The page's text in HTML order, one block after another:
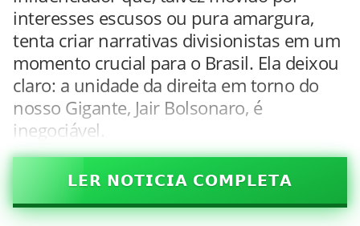
interesses escusos ou pura amargura,
tenta criar narrativas divisionistas em um
momento crucial para o Brasil. Ela deixou
claro: a unidade da direita em torno do
nosso Gigante, Jair Bolsonaro, é
inegociável.
𝗟𝗘𝗥 𝗡𝗢𝗧𝗜𝗖𝗜𝗔 𝗖𝗢𝗠𝗣𝗟𝗘𝗧𝗔